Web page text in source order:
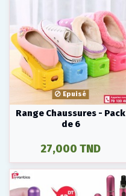
Epuisé
Range Chaussures - Pack
de 6
27,000 TND